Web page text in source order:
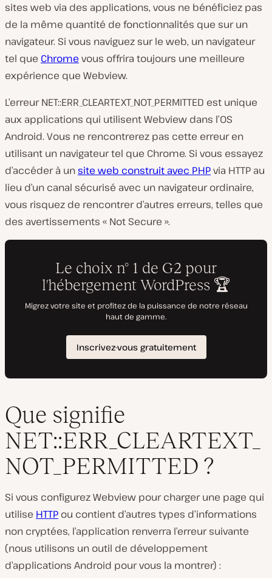
sites web via des applications, vous ne bénéficiez pas
de la même quantité de fonctionnalités que sur un
navigateur. Si vous naviguez sur le web, un navigateur
tel que Chrome vous offrira toujours une meilleure
expérience que Webview.
L’erreur NET::ERR_CLEARTEXT_NOT_PERMITTED est unique
aux applications qui utilisent Webview dans l’OS
Android. Vous ne rencontrerez pas cette erreur en
utilisant un navigateur tel que Chrome. Si vous essayez
d’accéder à unsite web construit avec PHPvia HTTP au
lieu d’un canal sécurisé avec un navigateur ordinaire,
vous risquez de rencontrer d’autres erreurs, telles que
des avertissements « Not Secure ».
Que signifie
NET::ERR_CLEARTEXT_
NOT_PERMITTED ?
Si vous configurez Webview pour charger une page qui
utilise HTTP ou contient d’autres types d’informations
non cryptées, l’application renverra l’erreur suivante
(nous utilisons un outil de développement
d’applications Android pour vous la montrer) :